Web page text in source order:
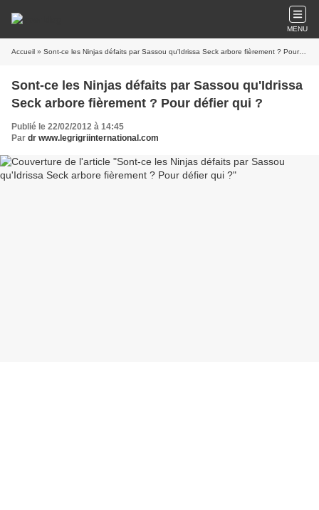
MENU
Accueil » Sont-ce les Ninjas défaits par Sassou qu'Idrissa Seck arbore fièrement ? Pour défier qui ?
Sont-ce les Ninjas défaits par Sassou qu'Idrissa
Seck arbore fièrement ? Pour défier qui ?
Publié le 22/02/2012 à 14:45
Par dr www.legrigriinternational.com